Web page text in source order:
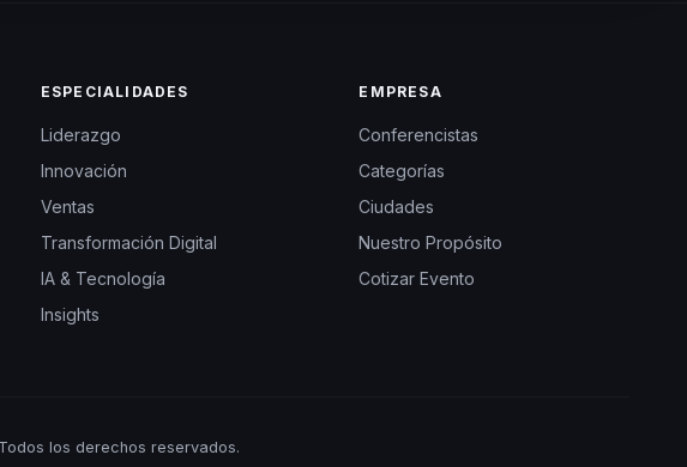
ESPECIALIDADES
Liderazgo
Innovación
Ventas
Transformación Digital
IA & Tecnología
Insights
EMPRESA
Conferencistas
Categorías
Ciudades
Nuestro Propósito
Cotizar Evento
los derechos reservados.